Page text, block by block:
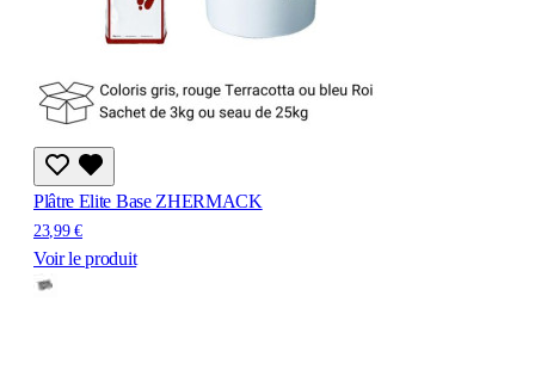
Plâtre Elite Base ZHERMACK
23,99 €
Voir le produit